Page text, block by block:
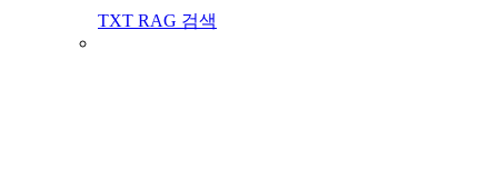
TXT RAG 검색